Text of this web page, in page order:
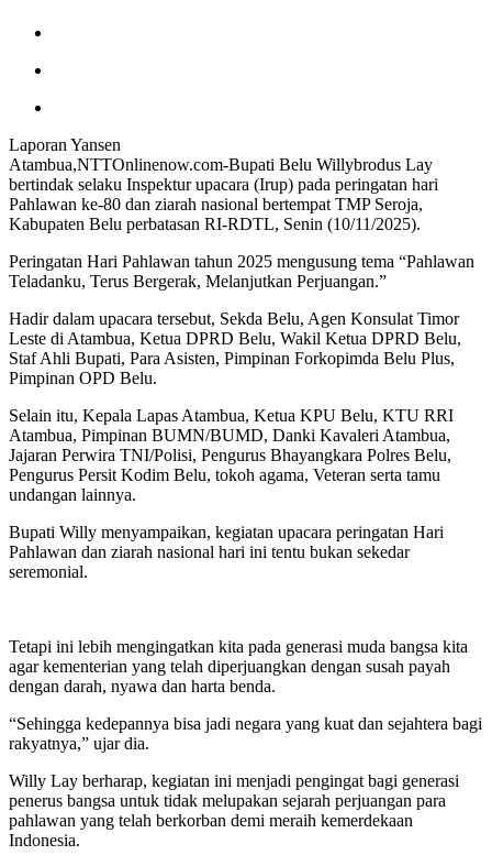
Laporan Yansen
Atambua,NTTOnlinenow.com-Bupati Belu Willybrodus Lay
bertindak selaku Inspektur upacara (Irup) pada peringatan hari
Pahlawan ke-80 dan ziarah nasional bertempat TMP Seroja,
Kabupaten Belu perbatasan RI-RDTL, Senin (10/11/2025).
Peringatan Hari Pahlawan tahun 2025 mengusung tema “Pahlawan
Teladanku, Terus Bergerak, Melanjutkan Perjuangan.”
Hadir dalam upacara tersebut, Sekda Belu, Agen Konsulat Timor
Leste di Atambua, Ketua DPRD Belu, Wakil Ketua DPRD Belu,
Staf Ahli Bupati, Para Asisten, Pimpinan Forkopimda Belu Plus,
Pimpinan OPD Belu.
Selain itu, Kepala Lapas Atambua, Ketua KPU Belu, KTU RRI
Atambua, Pimpinan BUMN/BUMD, Danki Kavaleri Atambua,
Jajaran Perwira TNI/Polisi, Pengurus Bhayangkara Polres Belu,
Pengurus Persit Kodim Belu, tokoh agama, Veteran serta tamu
undangan lainnya.
Bupati Willy menyampaikan, kegiatan upacara peringatan Hari
Pahlawan dan ziarah nasional hari ini tentu bukan sekedar
seremonial.
Tetapi ini lebih mengingatkan kita pada generasi muda bangsa kita
agar kementerian yang telah diperjuangkan dengan susah payah
dengan darah, nyawa dan harta benda.
“Sehingga kedepannya bisa jadi negara yang kuat dan sejahtera bagi
rakyatnya,” ujar dia.
Willy Lay berharap, kegiatan ini menjadi pengingat bagi generasi
penerus bangsa untuk tidak melupakan sejarah perjuangan para
pahlawan yang telah berkorban demi meraih kemerdekaan
Indonesia.